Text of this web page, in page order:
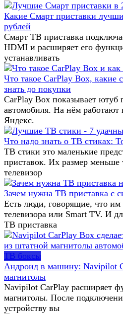
Какие Смарт приставки
рублей
Смарт ТВ приставка
HDMI и расширяет его
устанавливать
Что такое CarPlay Box, какие
знать до покупки
CarPlay Box показывает ютуб
автомобиля. На нём работают
Яндекс.
Что надо знать о ТВ стиках:
ТВ стики это маленькие
приставок. Их размер
телевизор
Зачем нужна ТВ приставка с
Есть люди, говорящие, что им
телевизора или Smart TV. И
ТВ приставка
ТВ боксы
Андроид в машину: Navipilot
магнитолы
Navipilot CarPlay расширяет
магнитолы. После
устройству вы